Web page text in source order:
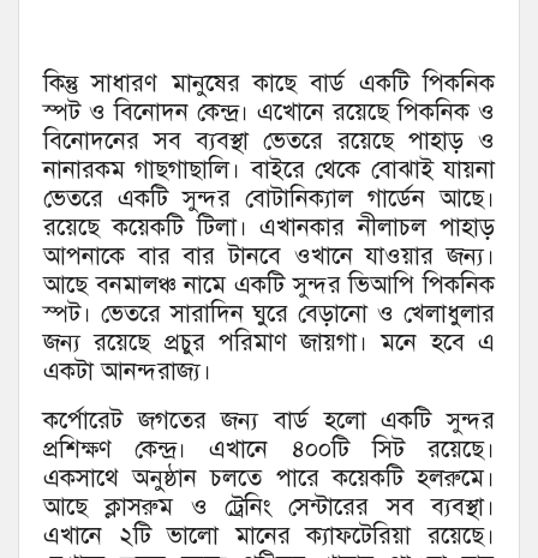
কিন্তু সাধারণ মানুষের কাছে বার্ড একটি পিকনিক
স্পট ও বিনোদন কেন্দ্র। এখোনে রয়েছে পিকনিক ও
বিনোদনের সব ব্যবস্থা ভেতরে রয়েছে পাহাড় ও
নানারকম গাছগাছালি। বাইরে থেকে বোঝাই যায়না
ভেতরে একটি সুন্দর বোটানিক্যাল গার্ডেন আছে।
রয়েছে কয়েকটি টিলা। এখানকার নীলাচল পাহাড়
আপনাকে বার বার টানবে ওখানে যাওয়ার জন্য।
আছে বনমালঞ্চ নামে একটি সুন্দর ভিআপি পিকনিক
স্পট। ভেতরে সারাদিন ঘুরে বেড়ানো ও খেলাধুলার
জন্য রয়েছে প্রচুর পরিমাণ জায়গা। মনে হবে এ
একটা আনন্দরাজ্য।
কর্পোরেট জগতের জন্য বার্ড হলো একটি সুন্দর
প্রশিক্ষণ কেন্দ্র। এখানে ৪০০টি সিট রয়েছে।
একসাথে অনুষ্ঠান চলতে পারে কয়েকটি হলরুমে।
আছে ক্লাসরুম ও ট্রেনিং সেন্টারের সব ব্যবস্থা।
এখানে ২টি ভালো মানের ক্যাফটেরিয়া রয়েছে।